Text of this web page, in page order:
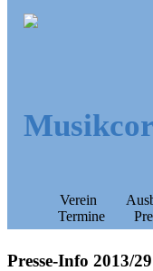
Verein
Termine
Presse-Info 2013/29